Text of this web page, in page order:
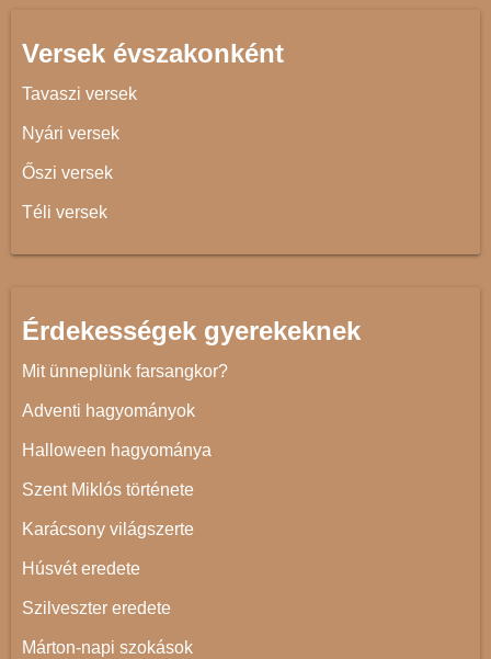
Versek évszakonként
Tavaszi versek
Nyári versek
Őszi versek
Téli versek
Érdekességek gyerekeknek
Mit ünneplünk farsangkor?
Adventi hagyományok
Halloween hagyománya
Szent Miklós története
Karácsony világszerte
Húsvét eredete
Szilveszter eredete
Márton-napi szokások